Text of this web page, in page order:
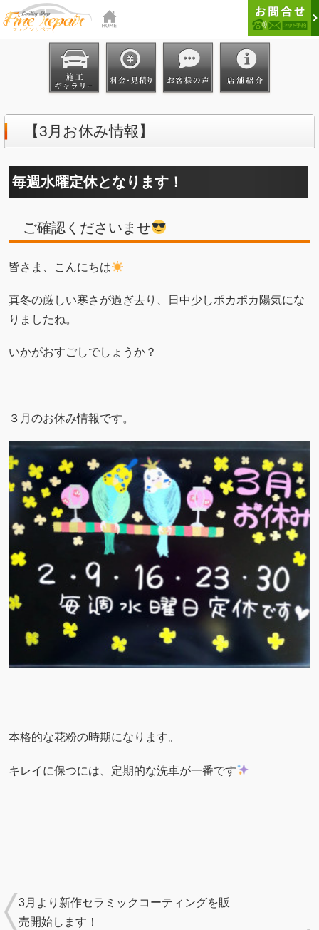
【3月お休み情報】
毎週水曜定休となります！
ご確認くださいませ
皆さま、こんにちは
真冬の厳しい寒さが過ぎ去り、日中少しポカポカ陽気にな
りましたね。
いかがおすごしでしょうか？
３月のお休み情報です。
本格的な花粉の時期になります。
キレイに保つには、定期的な洗車が一番です
3月より新作セラミックコーティングを販
売開始します！